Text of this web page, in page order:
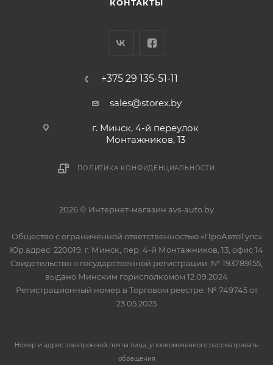
КОНТАКТЫ
+375 29 135-51-11
sales@storex.by
г. Минск, 4-й переулок
Монтажников, 13
ПОЛИТИКА КОНФИДЕНЦИАЛЬНОСТИ
2026 © Интернет-магазин avs-auto.by
Общество с ограниченной ответственностью «ПроАвтоТулс»
Юр.адрес: 220019, г. Минск, пер. 4-й Монтажников, 13, офис 14
Свидетельство о государственной регистрации: № 193789155,
выдано Минским горисполкомом 12.09.2024
Регистрационный номер в Торговом реестре: № 749745 от
23.05.2025
Номер и адрес электронной почты лица, уполномоченного рассматривать
обращения